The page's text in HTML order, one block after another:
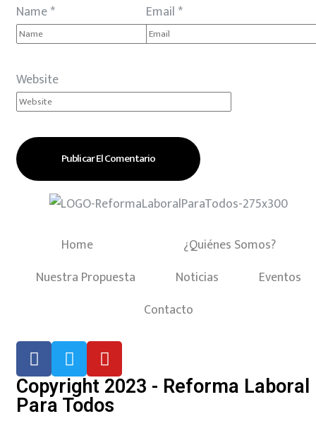
Name* Email *
Website
Home
¿Quiénes Somos?
Nuestra Propuesta
Noticias
Eventos
Contacto
Copyright 2023 - Reforma Laboral
Para Todos